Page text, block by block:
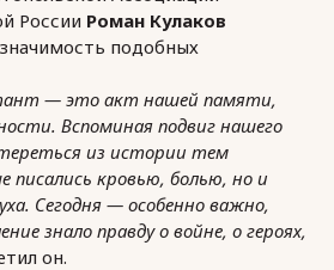
России Роман Кулаков
подобных
— это акт нашей памяти,
Вспоминая подвиг нашего
из истории тем
кровью, болью, но и
Сегодня — особенно важно,
знало правду о войне, о героях,
он.